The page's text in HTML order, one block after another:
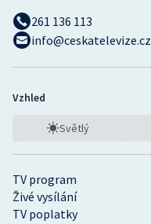
TV program
Živé vysílání
TV poplatky
261 136 113
info@ceskatelevize.cz
Vzhled
Světlý